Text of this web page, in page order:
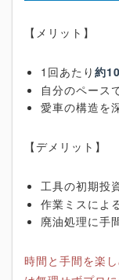
【メリット】
1回あたり 約
自分のペース
愛車の構造を
【デメリット】
工具の初期投
作業ミスによ
廃油処理に手
時間と手間を楽